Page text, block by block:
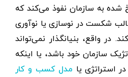
شده به سازمان نفوذ می‌کند که
شکست در نوسازی یا نوآوری
در واقع،‌ بنیانگذار نمی‌تواند
سازمان خود باشد، یا اینکه
استراتژی یا مدل کسب و کار